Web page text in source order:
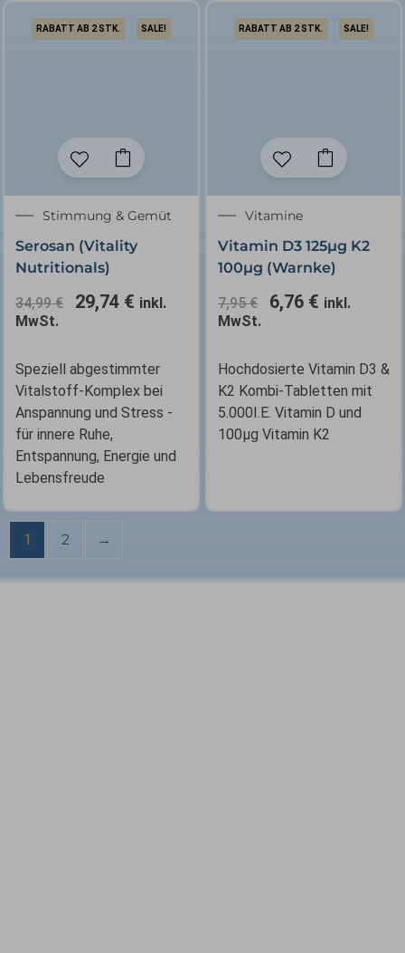
RABATT AB 2 STK. SALE!
Stimmung & Gemüt
Serosan (Vitality
Nutritionals)
34,99€
Ursprünglicher
Preis
war:
34,99 €
29,74 €
Aktueller
ist:
inkl.
MwSt.
Speziell abgestimmter
Vitalstoff-Komplex bei
Anspannung und Stress -
für innere Ruhe,
Entspannung, Energie und
Lebensfreude
RABATT AB 2 STK. SALE!
Vitamine
Vitamin D3 125µg K2
100µg (Warnke)
7,95€
Ursprünglicher
Preis
war:
7,95 €
6,76 €
Preis
ist:
6,76 €.
inkl.
MwSt.
Hochdosierte Vitamin D3 &
K2 Kombi-Tabletten mit
5.000I.E. Vitamin D und
100µg Vitamin K2
1 2 →